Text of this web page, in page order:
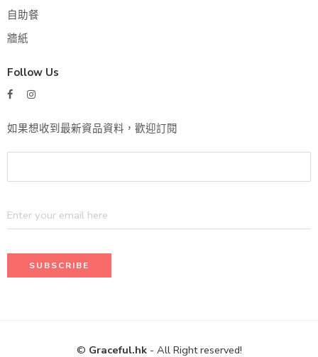
自助餐
牆紙
Follow Us
如果想收到最新資品資料，歡迎訂閱
© Graceful.hk- All Right reserved!